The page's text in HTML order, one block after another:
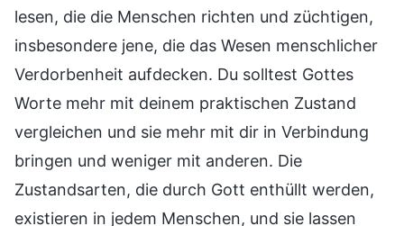
lesen, die die Menschen richten und züchtigen,
insbesondere jene, die das Wesen menschlicher
Verdorbenheit aufdecken. Du solltest Gottes
Worte mehr mit deinem praktischen Zustand
vergleichen und sie mehr mit dir in Verbindung
bringen und weniger mit anderen. Die
Zustandsarten, die durch Gott enthüllt werden,
existieren in jedem Menschen, und sie lassen